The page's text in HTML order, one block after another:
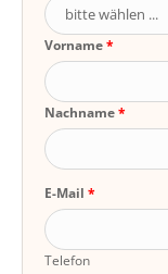
Vorname
Nachname
E-Mail
Telefon